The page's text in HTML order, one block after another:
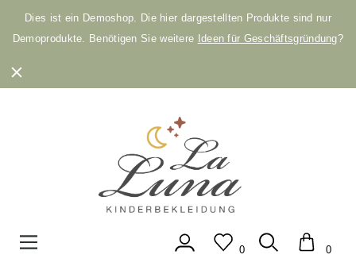
Dies ist ein Demoshop. Die hier dargestellten Produkte sind nur
Demoprodukte. Benötigen Sie weitere Ideen für Geschäftsgründung?
0 0